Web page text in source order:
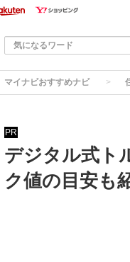
マイナビおすすめナビ
PR
デジタル式ト
ク値の目安も